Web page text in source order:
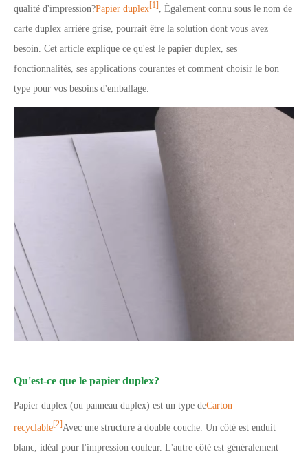
qualité d'impression?Papier duplex[1]
, Également connu sous le nom de
carte duplex arrière grise, pourrait être la solution dont vous avez
besoin. Cet article explique ce qu'est le papier duplex, ses
fonctionnalités, ses applications courantes et comment choisir le bon
type pour vos besoins d'emballage.
Qu'est-ce que le papier duplex?
Papier duplex (ou panneau duplex) est un type deCarton
recyclable [2] Avec une structure à double couche. Un côté est enduit
blanc, idéal pour l'impression couleur. L'autre côté est généralement